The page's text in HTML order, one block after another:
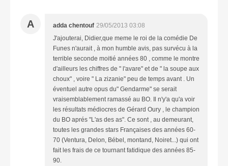
A adda chentouf 29/05/2013 03:08
J'ajouterai, Didier,que meme le roi de la comédie De
Funes n'aurait , à mon humble avis, pas survécu à la
terrible seconde moitié années 80 , comme le montre
d'ailleurs les chiffres de " l'avare" et de " la soupe aux
choux" , voire " La zizanie" peu de temps avant . Un
éventuel autre opus du" Gendarme" se serait
vraisemblablement ramassé au BO. Il n'y'a qu'a voir
les résultats médiocres de Gérard Oury , le champion
du BO aprés "L'as des as". Ce sont , au demeurant,
toutes les grandes stars Françaises des années 60-
70 (Ventura, Delon, Bébel, montand, Noiret...) qui ont
fait les frais de ce tournant fatidique des années 85-
90.